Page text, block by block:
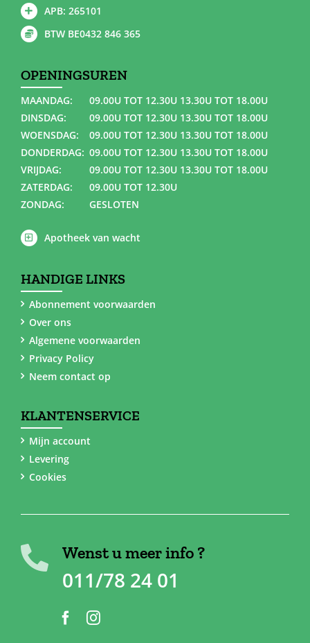
APB: 265101
BTW BE0432 846 365
OPENINGSUREN
MAANDAG:
09.00U TOT 12.30U 13.30U TOT 18.00U
DINSDAG:
09.00U TOT 12.30U 13.30U TOT 18.00U
WOENSDAG:
09.00U TOT 12.30U 13.30U TOT 18.00U
DONDERDAG: 09.00U TOT 12.30U 13.30U TOT 18.00U
VRIJDAG:
09.00U TOT 12.30U 13.30U TOT 18.00U
ZATERDAG:
09.00U TOT 12.30U
ZONDAG:
GESLOTEN
Apotheek van wacht
HANDIGE LINKS
Abonnement voorwaarden
Over ons
Algemene voorwaarden
Privacy Policy
Neem contact op
KLANTENSERVICE
Mijn account
Levering
Cookies
Wenst u meer info ?
011/78 24 01